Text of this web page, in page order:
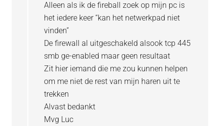
Alleen als ik de fireball zoek op mijn pc is
het iedere keer “kan het netwerkpad niet
vinden”
De firewall al uitgeschakeld alsook tcp 445
smb ge-enabled maar geen resultaat
Zit hier iemand die me zou kunnen helpen
om me niet de rest van mijn haren uit te
trekken
Alvast bedankt
Mvg Luc